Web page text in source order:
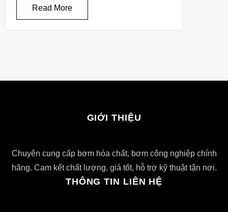
Read More
GIỚI THIỆU
Chuyên cung cấp bơm hóa chất, bơm công nghiệp chính
hãng. Cam kết chất lượng, giá tốt, hỗ trợ kỹ thuật tận nơi.
THÔNG TIN LIÊN HỆ